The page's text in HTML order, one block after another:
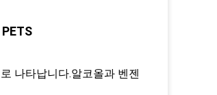
나타납니다.알코올과 벤젠